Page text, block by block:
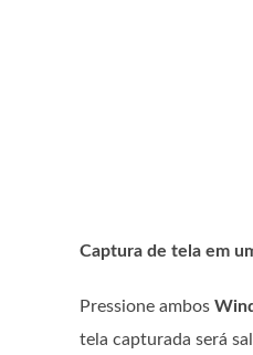
Captura de tela em
Pressione ambos
tela capturada será